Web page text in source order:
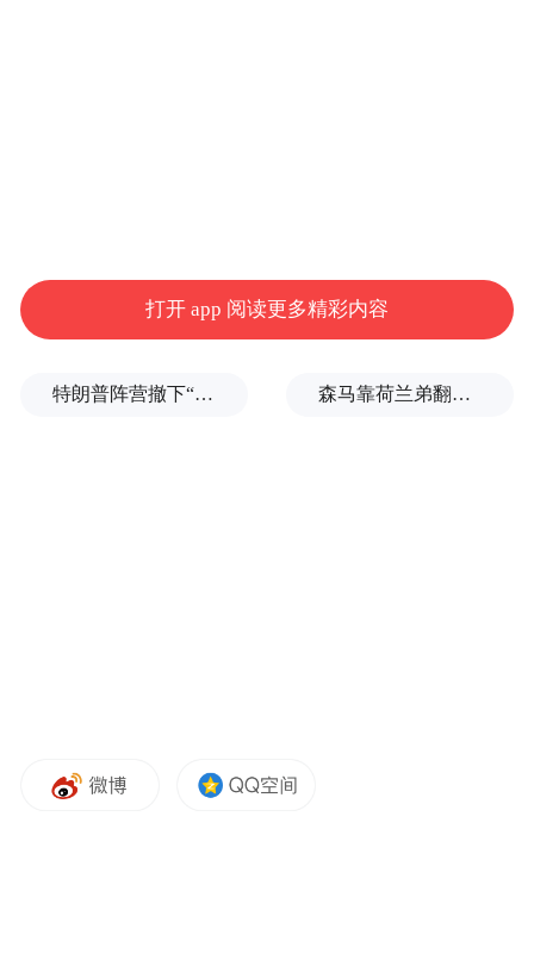
打开 app 阅读更多精彩内容
特朗普阵营撤下“霉霉”歌曲，曾多次“蹭歌”引争议 森马靠荷兰弟翻红，美特斯邦威和以纯你们睡得着吗？